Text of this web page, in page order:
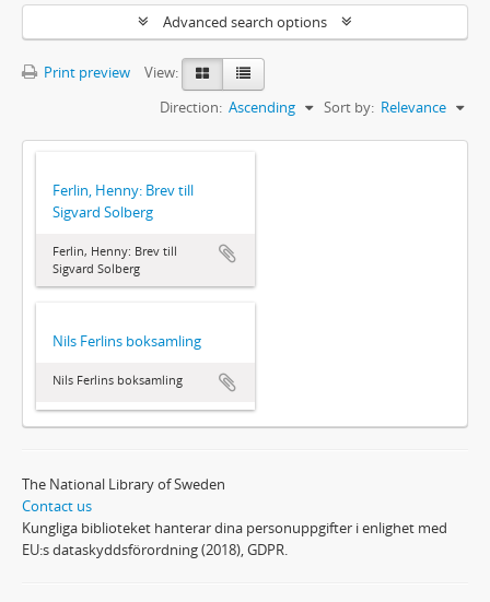
Advanced search options
Print preview
View:
Sort by: Relevance
Direction: Ascending
Ferlin, Henny: Brev till
Sigvard Solberg
Ferlin, Henny: Brev till
Sigvard Solberg
Nils Ferlins boksamling
Nils Ferlins boksamling
The National Library of Sweden
Contact us
Kungliga biblioteket hanterar dina personuppgifter i enlighet med
EU:s dataskyddsförordning (2018), GDPR.